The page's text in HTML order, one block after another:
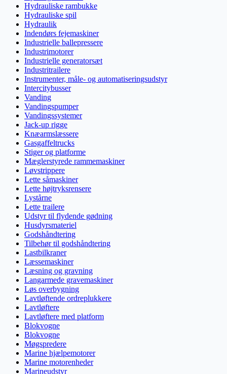
Hydrauliske rambukke
Hydrauliske spil
Hydraulik
Indendørs fejemaskiner
Industrielle ballepressere
Industrimotorer
Industrielle generatorsæt
Industritrailere
Instrumenter, måle- og automatiseringsudstyr
Intercitybusser
Vanding
Vandingspumper
Vandingssystemer
Jack-up rigge
Knæarmslæssere
Gasgaffeltrucks
Stiger og platforme
Mæglerstyrede rammemaskiner
Løvstrippere
Lette såmaskiner
Lette højtryksrensere
Lystårne
Lette trailere
Udstyr til flydende gødning
Husdyrsmateriel
Godshåndtering
Tilbehør til godshåndtering
Lastbilkraner
Læssemaskiner
Læsning og gravning
Langarmede gravemaskiner
Løs overbygning
Lavtløftende ordreplukkere
Lavtløftere
Lavtløftere med platform
Blokvogne
Blokvogne
Møgspredere
Marine hjælpemotorer
Marine motorenheder
Marineudstyr